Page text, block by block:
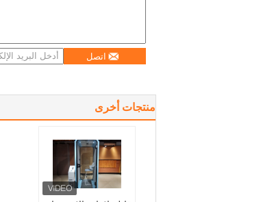
اتصل
منتجات أخرى